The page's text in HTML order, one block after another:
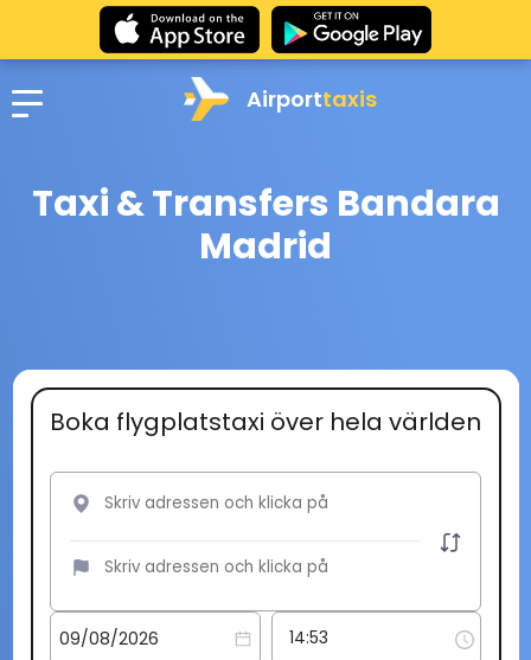
Airporttaxis
Taxi & Transfers Bandara
Madrid
Boka flygplatstaxi över hela världen